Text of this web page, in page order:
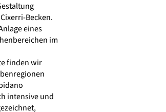
Becken.
eines
im
finden wir
intensive und